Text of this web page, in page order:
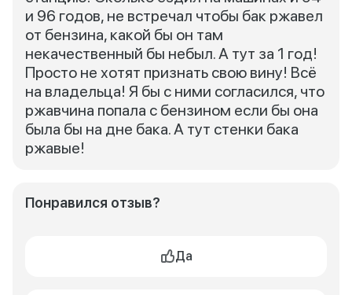
и 96 годов, не встречал чтобы бак ржавел
от бензина, какой бы он там
некачественный бы небыл. А тут за 1 год!
Просто не хотят признать свою вину! Всё
на владельца! Я бы с ними согласился, что
ржавчина попала с бензином если бы она
была бы на дне бака. А тут стенки бака
ржавые!
Понравился отзыв?
Да